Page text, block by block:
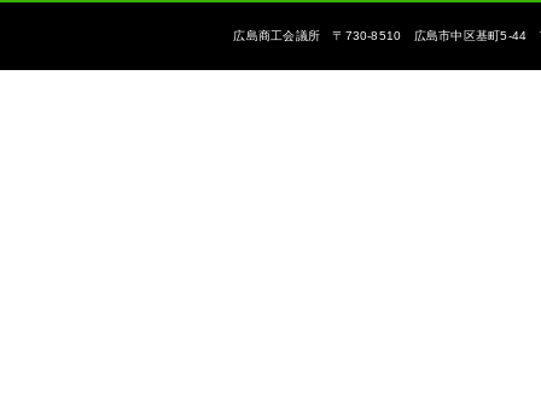
広島商工会議所 〒730-8510 広島市中区基町5-44